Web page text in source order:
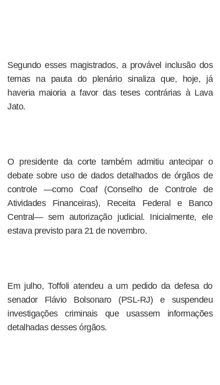
Segundo esses magistrados, a provável inclusão dos
temas na pauta do plenário sinaliza que, hoje, já
haveria maioria a favor das teses contrárias à Lava
Jato.
O presidente da corte também admitiu antecipar o
debate sobre uso de dados detalhados de órgãos de
controle —como Coaf (Conselho de Controle de
Atividades Financeiras), Receita Federal e Banco
Central— sem autorização judicial. Inicialmente, ele
estava previsto para 21 de novembro.
Em julho, Toffoli atendeu a um pedido da defesa do
senador Flávio Bolsonaro (PSL-RJ) e suspendeu
investigações criminais que usassem informações
detalhadas desses órgãos.